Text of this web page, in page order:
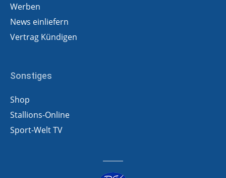
Werben
News einliefern
Vertrag Kündigen
Sonstiges
Shop
Stallions-Online
Sport-Welt TV